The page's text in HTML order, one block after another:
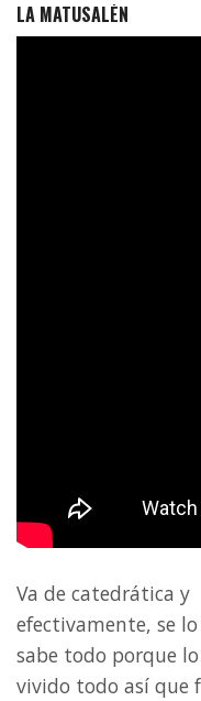
LA MATUSALÉN
Va de catedrática y
efectivamente, se lo
sabe todo porque
vivido todo así que